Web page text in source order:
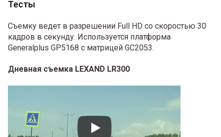
Тесты
Съемку ведет в разрешении Full HD со скоростью 30
кадров в секунду. Используется платформа
Generalplus GP5168 с матрицей GC2053.
Дневная съемка LEXAND LR300